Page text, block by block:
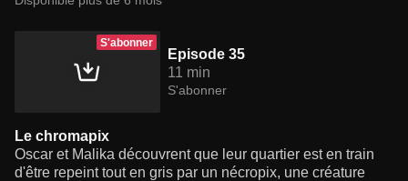
S'abonner
Episode 35
11 min
S'abonner
Le chromapix
Oscar et Malika découvrent que leur quartier est en train
d'être repeint tout en gris par un nécropix, une créature